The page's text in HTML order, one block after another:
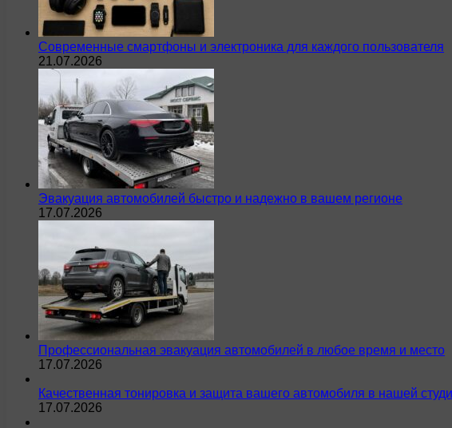
Современные смартфоны и электроника для каждого пользователя
21.07.2026
Эвакуация автомобилей быстро и надежно в вашем регионе
17.07.2026
Профессиональная эвакуация автомобилей в любое время и место
17.07.2026
Качественная тонировка и защита вашего автомобиля в нашей
17.07.2026